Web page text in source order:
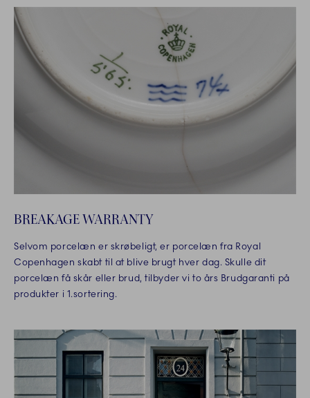
BREAKAGE WARRANTY
Selvom porcelæn er skrøbeligt, er porcelæn fra Royal
Copenhagen skabt til at blive brugt hver dag. Skulle dit
porcelæn få skår eller brud, tilbyder vi to års Brudgaranti på
produkter i 1.sortering.